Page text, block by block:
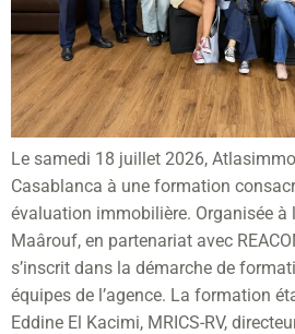
Le samedi 18 juillet 2026,
Casablanca à une formation
évaluation immobilière. Organisée à
Maârouf, en partenariat avec
s’inscrit dans la démarche de
équipes de l’agence. La formation
Eddine El Kacimi, MRICS-RV,